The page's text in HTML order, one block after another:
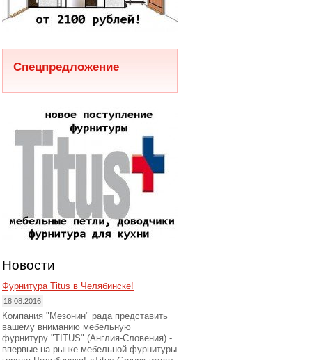
Спецпредложение
Новости
Фурнитура Titus в Челябинске!
18.08.2016
Компания "Мезонин" рада представить
вашему вниманию мебельную
фурнитуру "TITUS" (Англия-Словения) -
впервые на рынке мебельной фурнитуры